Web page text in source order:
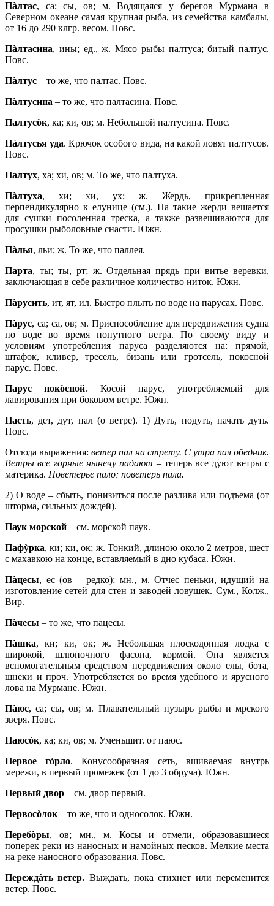
Пàлтас, са; сы, ов; м. Водящаяся у берегов Мурмана в
Северном океане самая крупная рыба, из семейства камбалы,
от 16 до 290 клгр. весом. Повс.
Пàлтасина, ины; ед., ж. Мясо рыбы палтуса; битый палтус.
Повс.
Пàлтус – то же, что палтас. Повс.
Пàлтусина – то же, что палтасина. Повс.
Палтусòк, ка; ки, ов; м. Небольшой палтусина. Повс.
Пàлтусья уда. Крючок особого вида, на какой ловят палтусов.
Повс.
Палтух, ха; хи, ов; м. То же, что палтуха.
Пàлтуха, хи; хи, ух; ж. Жердь, прикрепленная
перпендикулярно к елунице (см.). На такие жерди вешается
для сушки посоленная треска, а также развешиваются для
просушки рыболовные снасти. Южн.
Пàлья, льи; ж. То же, что паллея.
Парта, ты; ты, рт; ж. Отдельная прядь при витье веревки,
заключающая в себе различное количество ниток. Южн.
Пàрусить, ит, ят, ил. Быстро плыть по воде на парусах. Повс.
Пàрус, са; са, ов; м. Приспособление для передвижения судна
по воде во время попутного ветра. По своему виду и
условиям употребления паруса разделяются на: прямой,
штафок, кливер, тресель, бизань или гротсель, покосной
парус. Повс.
Парус покòсной. Косой парус, употребляемый для
лавирования при боковом ветре. Южн.
Пасть, дет, дут, пал (о ветре). 1) Дуть, подуть, начать дуть.
Повс.
Отсюда выражения: ветер пал на стрету. С утра пал обедник.
Ветры все горные нынечу падают – теперь все дуют ветры с
материка. Поветерье пало; поветерь пала.
2) О воде – сбыть, понизиться после разлива или подъема (от
шторма, сильных дождей).
Паук морской – см. морской паук.
Пафỳрка, ки; ки, ок; ж. Тонкий, длиною около 2 метров, шест
с махавкою на конце, вставляемый в дно кубаса. Южн.
Пàцесы, ес (ов – редко); мн., м. Отчес пеньки, идущий на
изготовление сетей для стен и заводей ловушек. Сум., Колж.,
Вир.
Пàчесы – то же, что пацесы.
Пàшка, ки; ки, ок; ж. Небольшая плоскодонная лодка с
широкой, шлюпочного фасона, кормой. Она является
вспомогательным средством передвижения около елы, бота,
шнеки и проч. Употребляется во время удебного и ярусного
лова на Мурмане. Южн.
Пàюс, са; сы, ов; м. Плавательный пузырь рыбы и мрского
зверя. Повс.
Паюсòк, ка; ки, ов; м. Уменьшит. от паюс.
Первое гòрло. Конусообразная сеть, вшиваемая внутрь
мережи, в первый промежек (от 1 до 3 обруча). Южн.
Первый двор – см. двор первый.
Первосòлок – то же, что и односолок. Южн.
Перебòры, ов; мн., м. Косы и отмели, образовавшиеся
поперек реки из наносных и намойных песков. Мелкие места
на реке наносного образования. Повс.
Переждàть ветер. Выждать, пока стихнет или переменится
ветер. Повс.